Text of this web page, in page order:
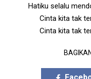
Hatiku selalu
Cinta kita tak
Cinta kita tak